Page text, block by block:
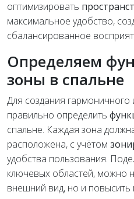
оптимизировать
максимальное удобство,
сбалансированное
Определяем
зоны в спальне
Для создания
правильно определить
спальне. Каждая зона
расположена, с учётом
удобства пользования.
ключевых областей, можно
внешний вид, но и